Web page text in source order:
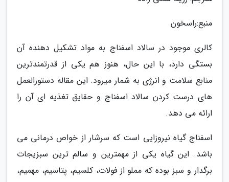
منبع:راسخون
کالری موجود در سالاد اسفناج به مواد تشکیل دهنده آن
بستگی دارد، با این حال، هنوز هم یکی از قدرتمندترین
منابع سلامت و انرژی به شمار میرود. این مقاله دستورالعمل
های درست کردن سالاد اسفناج و حقایق تغذیه ای آن را
ارائه می دهد.
اسفناج گیاه نیروزایی است که سرشار از خواص درمانی می
باشد. این گیاه یکی از مهمترین و سالم ترین سبزیجات
برگدار و سبز بوده که مملو از فولات، کلسیم، پتاسیم، مهمیم،